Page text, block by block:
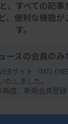
、甲状腺
眼症.jp」を
、すべての記
、便利な機能が
す。
ースの会員のみ
サイト「MTJ
いたしました。
度、新規会員登録